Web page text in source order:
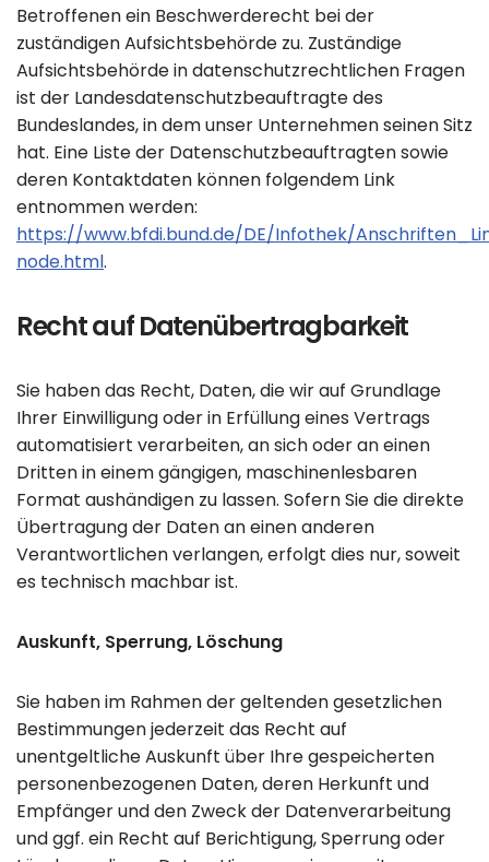
Betroffenen ein Beschwerderecht bei der
zuständigen Aufsichtsbehörde zu. Zuständige
Aufsichtsbehörde in datenschutzrechtlichen Fragen
ist der Landesdatenschutzbeauftragte des
Bundeslandes, in dem unser Unternehmen seinen Sitz
hat. Eine Liste der Datenschutzbeauftragten sowie
deren Kontaktdaten können folgendem Link
entnommen werden:
https://www.bfdi.bund.de/DE/Infothek/
node.html.
Recht auf Datenübertragbarkeit
Sie haben das Recht, Daten, die wir auf Grundlage
Ihrer Einwilligung oder in Erfüllung eines Vertrags
automatisiert verarbeiten, an sich oder an einen
Dritten in einem gängigen, maschinenlesbaren
Format aushändigen zu lassen. Sofern Sie die direkte
Übertragung der Daten an einen anderen
Verantwortlichen verlangen, erfolgt dies nur, soweit
es technisch machbar ist.
Auskunft, Sperrung, Löschung
Sie haben im Rahmen der geltenden gesetzlichen
Bestimmungen jederzeit das Recht auf
unentgeltliche Auskunft über Ihre gespeicherten
personenbezogenen Daten, deren Herkunft und
Empfänger und den Zweck der Datenverarbeitung
und ggf. ein Recht auf Berichtigung, Sperrung oder